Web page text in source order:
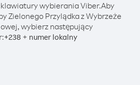
wybierania Viber.Aby
Zielonego Przylądka z Wybrzeże
wybierz następujący
+238 + numer lokalny